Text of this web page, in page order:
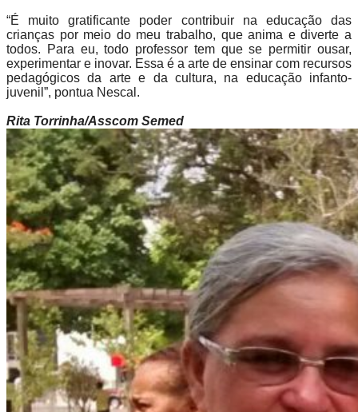
“É muito gratificante poder contribuir na educação das
crianças por meio do meu trabalho, que anima e diverte a
todos. Para eu, todo professor tem que se permitir ousar,
experimentar e inovar. Essa é a arte de ensinar com recursos
pedagógicos da arte e da cultura, na educação infanto-
juvenil”, pontua Nescal.
Rita Torrinha/Asscom Semed